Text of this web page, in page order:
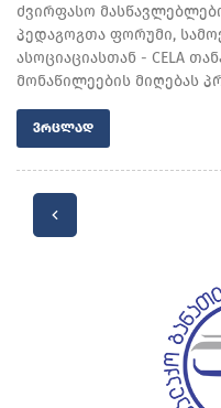
ძვირფასო
პედაგოგთა ფორუმი,
ასოციაციასთან - CELA
მონაწილეების მიღებას
ᲕᲠᲪᲚᲐᲓ